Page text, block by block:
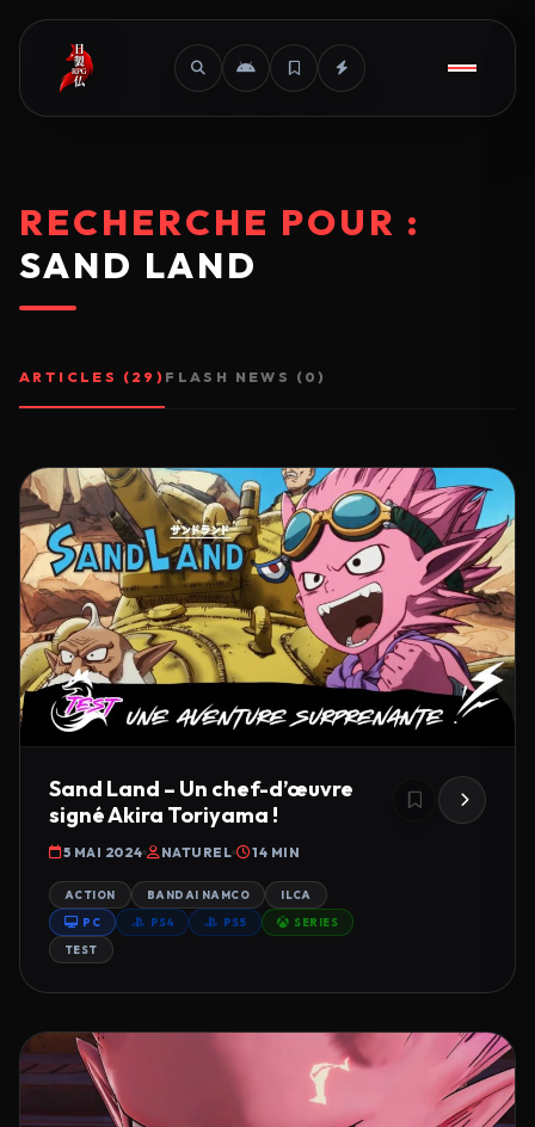
RECHERCHE POUR :
SAND LAND
ARTICLES (29) FLASH NEWS (0)
Sand Land – Un chef-d’œuvre
signé Akira Toriyama !
5 MAI 2024 NATUREL 14 MIN
ACTION BANDAI NAMCO ILCA
PC PS4 PS5 SERIES
TEST